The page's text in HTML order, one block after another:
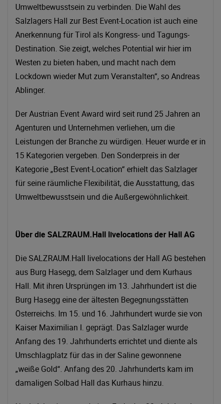
Umweltbewusstsein zu verbinden. Die Wahl des
Salzlagers Hall zur Best Event-Location ist auch eine
Anerkennung für Tirol als Kongress- und Tagungs-
Destination. Sie zeigt, welches Potential wir hier im
Westen zu bieten haben, und macht nach dem
Lockdown wieder Mut zum Veranstalten“, so Andreas
Ablinger.
Der Austrian Event Award wird seit rund 25 Jahren an
Agenturen und Unternehmen verliehen, um die
Leistungen der Branche zu würdigen. Heuer wurde er in
15 Kategorien vergeben. Den Sonderpreis in der
Kategorie „Best Event-Location“ erhielt das Salzlager
für seine räumliche Flexibilität, die Ausstattung, das
Umweltbewusstsein und die Außergewöhnlichkeit.
Über die SALZRAUM.Hall livelocations der Hall AG
Die SALZRAUM.Hall livelocations der Hall AG bestehen
aus Burg Hasegg, dem Salzlager und dem Kurhaus
Hall. Mit ihren Ursprüngen im 13. Jahrhundert ist die
Burg Hasegg eine der ältesten Begegnungsstätten
Österreichs. Im 15. und 16. Jahrhundert wurde sie von
Kaiser Maximilian I. geprägt. Das Salzlager wurde
Anfang des 19. Jahrhunderts errichtet und diente als
Umschlagplatz für das in der Saline gewonnene
„weiße Gold“. Anfang des 20. Jahrhunderts kam im
damaligen Solbad Hall das Kurhaus hinzu.